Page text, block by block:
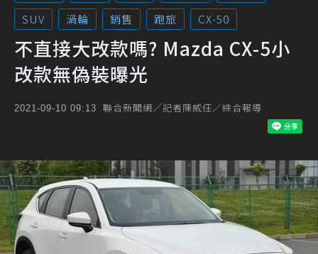
SUV
渦輪 銷售 跑旅 CX-50
不直接大改款嗎? Mazda CX-5小
改款無偽裝曝光
2021-09-10 09:13 聯合新聞網／記者陳威任／綜合報導